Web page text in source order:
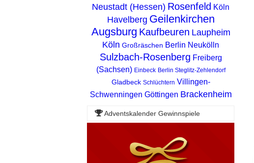
Neustadt (Hessen) Rosenfeld Köln
Havelberg Geilenkirchen
Augsburg Kaufbeuren Laupheim
Köln Großräschen Berlin Neukölln
Sulzbach-Rosenberg Freiberg
(Sachsen) Einbeck Berlin Steglitz-Zehlendorf
Gladbeck Schlüchtern Villingen-
Schwenningen Göttingen Brackenheim
Adventskalender Gewinnspiele